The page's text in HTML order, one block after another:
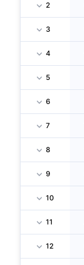
2
3
4
5
6
7
8
9
10
11
12